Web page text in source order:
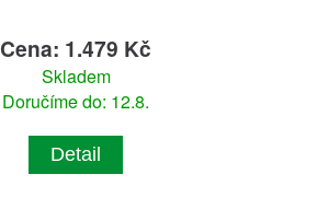
Cena: 1.479 Kč
Skladem
Doručíme do: 12.8.
Detail